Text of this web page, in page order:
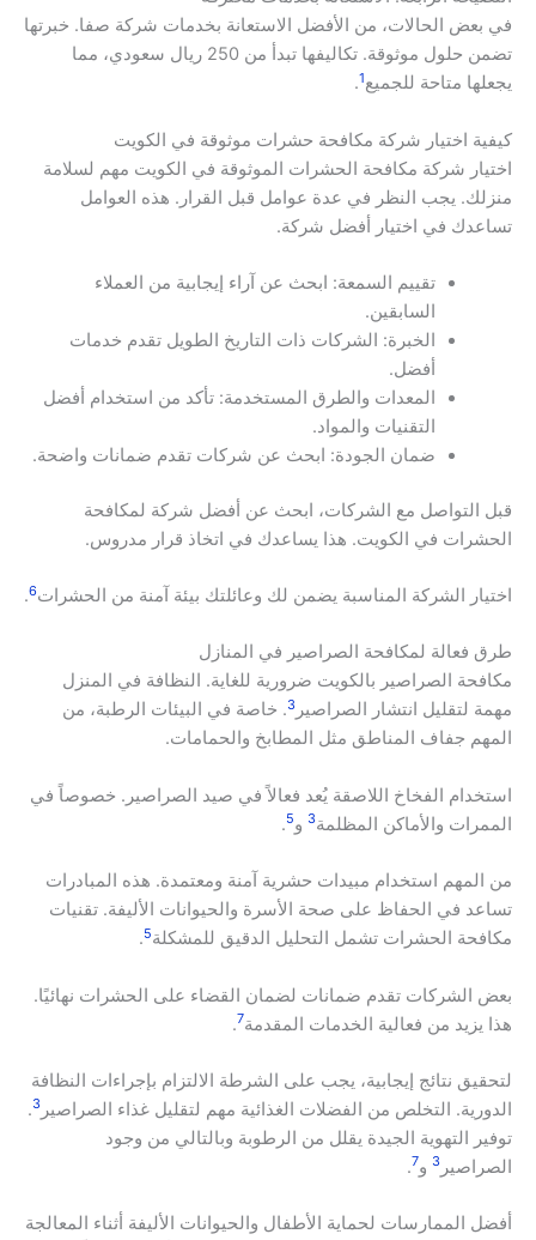
في بعض الحالات، من الأفضل الاستعانة بخدمات شركة صفا. خبرتها
تضمن حلول موثوقة. تكاليفها تبدأ من 250 ريال سعودي، مما
يجعلها متاحة للجميع1
.
كيفية اختيار شركة مكافحة حشرات موثوقة في الكويت
اختيار شركة مكافحة الحشرات الموثوقة في الكويت مهم لسلامة
منزلك. يجب النظر في عدة عوامل قبل القرار. هذه العوامل
تساعدك في اختيار أفضل شركة.
تقييم السمعة: ابحث عن آراء إيجابية من العملاء
السابقين.
الخبرة: الشركات ذات التاريخ الطويل تقدم خدمات
أفضل.
المعدات والطرق المستخدمة: تأكد من استخدام أفضل
التقنيات والمواد.
ضمان الجودة: ابحث عن شركات تقدم ضمانات واضحة.
قبل التواصل مع الشركات، ابحث عن أفضل شركة لمكافحة
الحشرات في الكويت. هذا يساعدك في اتخاذ قرار مدروس.
اختيار الشركة المناسبة يضمن لك وعائلتك بيئة آمنة من الحشرات6
.
طرق فعالة لمكافحة الصراصير في المنازل
مكافحة الصراصير بالكويت ضرورية للغاية. النظافة في المنزل
مهمة لتقليل انتشار الصراصير 3. خاصة في البيئات الرطبة، من
المهم جفاف المناطق مثل المطابخ والحمامات.
استخدام الفخاخ اللاصقة يُعد فعالاً في صيد الصراصير. خصوصاً في
الممرات والأماكن المظلمة3 و5
.
من المهم استخدام مبيدات حشرية آمنة ومعتمدة. هذه المبادرات
تساعد في الحفاظ على صحة الأسرة والحيوانات الأليفة. تقنيات
مكافحة الحشرات تشمل التحليل الدقيق للمشكلة5
.
بعض الشركات تقدم ضمانات لضمان القضاء على الحشرات نهائيًا.
هذا يزيد من فعالية الخدمات المقدمة7
.
لتحقيق نتائج إيجابية، يجب على الشرطة الالتزام بإجراءات النظافة
الدورية. التخلص من الفضلات الغذائية مهم لتقليل غذاء الصراصير 3
.
توفير التهوية الجيدة يقلل من الرطوبة وبالتالي من وجود
الصراصير 3 و7
.
أفضل الممارسات لحماية الأطفال والحيوانات الأليفة أثناء المعالجة